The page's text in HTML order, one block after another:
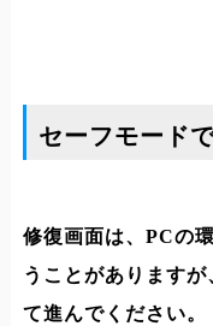
セーフモード
修復画面は、PCの
うことがあります
て進んでください。